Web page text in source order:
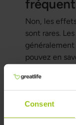
Consent
Non, les
sont rares.
pouvez en
Auteur et